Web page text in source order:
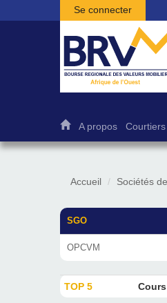
Aller au contenu principal
Se connecter
A propos
Accueil Sociétés
SGO
OPCVM
TOP 5 Cours